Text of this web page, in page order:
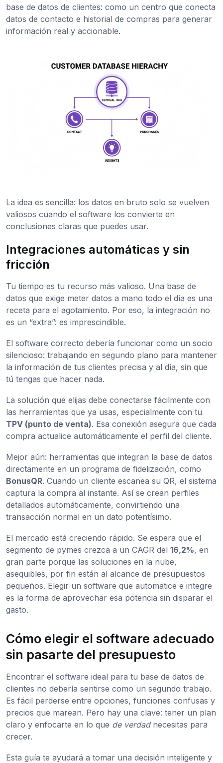
base de datos de clientes: como un centro que conecta
datos de contacto e historial de compras para generar
información real y accionable.
La idea es sencilla: los datos en bruto solo se vuelven
valiosos cuando el software los convierte en
conclusiones claras que puedes usar.
Integraciones automáticas y sin
fricción
Tu tiempo es tu recurso más valioso. Una base de
datos que exige meter datos a mano todo el día es una
receta para el agotamiento. Por eso, la integración no
es un “extra”: es imprescindible.
El software correcto debería funcionar como un socio
silencioso: trabajando en segundo plano para mantener
la información de tus clientes precisa y al día, sin que
tú tengas que hacer nada.
La solución que elijas debe conectarse fácilmente con
las herramientas que ya usas, especialmente con tu
TPV (punto de venta). Esa conexión asegura que cada
compra actualice automáticamente el perfil del cliente.
Mejor aún: herramientas que integran la base de datos
directamente en un programa de fidelización, como
BonusQR. Cuando un cliente escanea su QR, el sistema
captura la compra al instante. Así se crean perfiles
detallados automáticamente, convirtiendo una
transacción normal en un dato potentísimo.
El mercado está creciendo rápido. Se espera que el
segmento de pymes crezca a un CAGR del 16,2%, en
gran parte porque las soluciones en la nube,
asequibles, por fin están al alcance de presupuestos
pequeños. Elegir un software que automatice e integre
es la forma de aprovechar esa potencia sin disparar el
gasto.
Cómo elegir el software adecuado
sin pasarte del presupuesto
Encontrar el software ideal para tu base de datos de
clientes no debería sentirse como un segundo trabajo.
Es fácil perderse entre opciones, funciones confusas y
precios que marean. Pero hay una clave: tener un plan
claro y enfocarte en lo que de verdadnecesitas para
crecer.
Esta guía te ayudará a tomar una decisión inteligente y